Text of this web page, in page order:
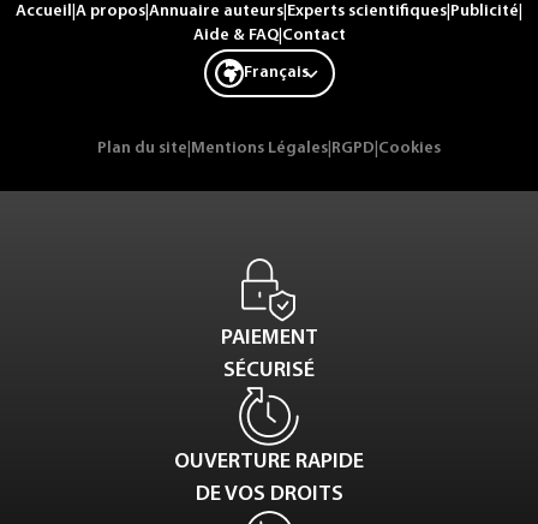
Accueil A propos Annuaire auteurs Experts scientifiques Publicité
Aide & FAQ| Contact
Français
Plan du site Mentions Légales RGPD Cookies
PAIEMENT
SÉCURISÉ
OUVERTURE RAPIDE
DE VOS DROITS